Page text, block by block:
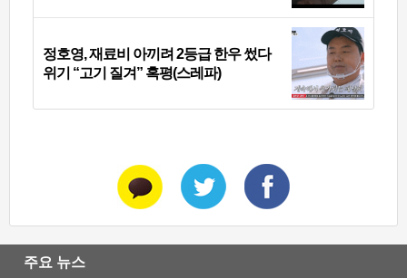
정호영, 재료비 아끼려 2등급 한우 썼다
위기 “고기 질겨” 혹평(스레파)
주요 뉴스